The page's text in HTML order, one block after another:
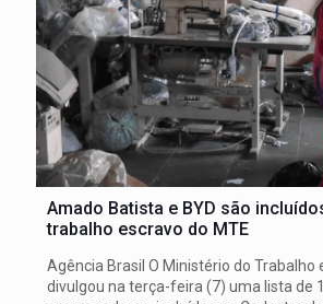
Amado Batista e BYD são
trabalho escravo do MTE
Agência Brasil O Ministério do Trabalho
divulgou na terça-feira (7) uma lista de